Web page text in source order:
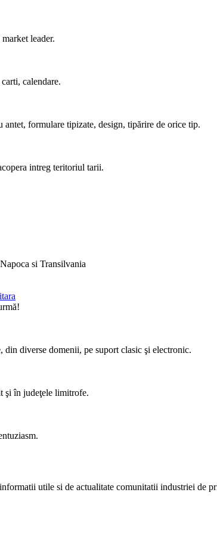
leader.
calendare.
formulare tipizate, design, tipărire de orice tip.
intreg teritoriul tarii.
si Transilvania
din diverse domenii, pe suport clasic şi electronic.
şi în judeţele limitrofe.
utile si de actualitate comunitatii industriei de